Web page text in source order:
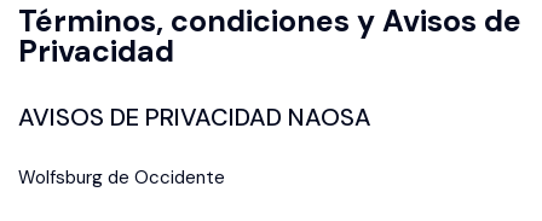
Términos, condiciones y Avisos de
Privacidad
AVISOS DE PRIVACIDAD NAOSA
Wolfsburg de Occidente